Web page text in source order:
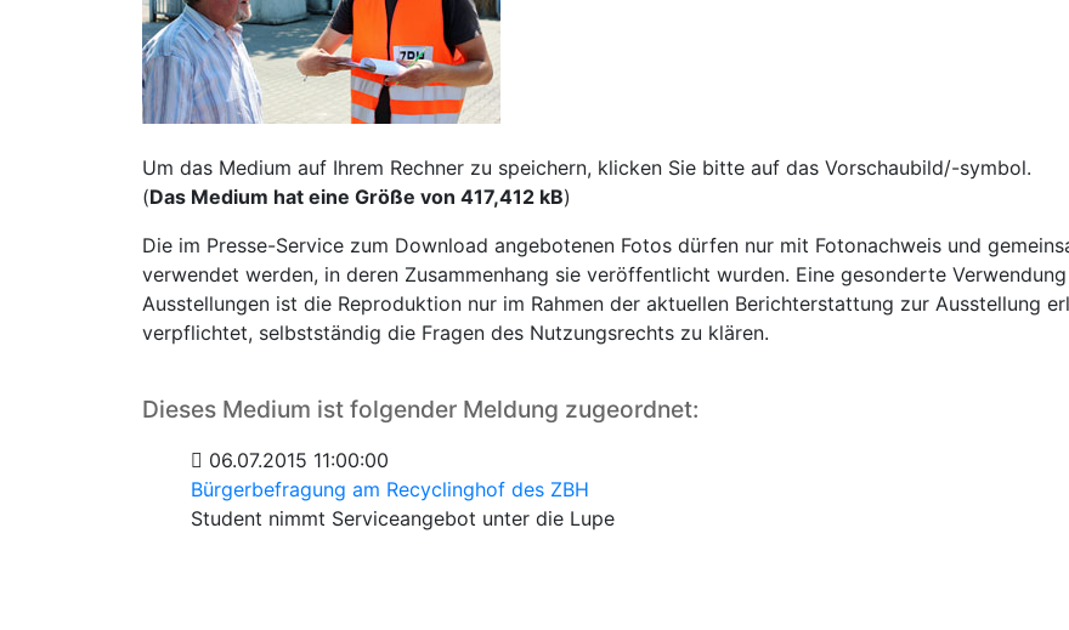
Um das Medium auf Ihrem Rechner zu speichern, klicken Sie bitte auf das Vorschaubild/-symbol.
(Das Medium hat eine Größe von 417,412 kB)
Die im Presse-Service zum Download angebotenen Fotos dürfen nur mit Fotonachweis und
verwendet werden, in deren Zusammenhang sie veröffentlicht wurden. Eine gesonderte
Ausstellungen ist die Reproduktion nur im Rahmen der aktuellen Berichterstattung zur Ausstellung
verpflichtet, selbstständig die Fragen des Nutzungsrechts zu klären.
Dieses Medium ist folgender Meldung zugeordnet:
06.07.2015 11:00:00
Bürgerbefragung am Recyclinghof des ZBH
Student nimmt Serviceangebot unter die Lupe